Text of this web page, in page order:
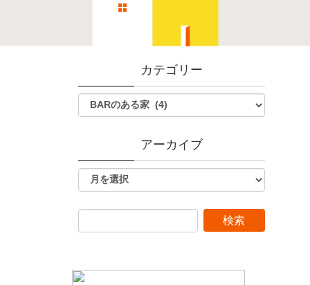
カテゴリー
アーカイブ